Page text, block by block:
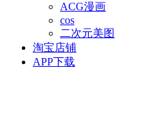
ACG漫画
cos
二次元美图
淘宝店铺
APP下载